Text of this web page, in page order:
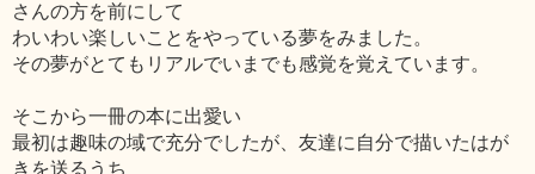
さんの方を前にして
わいわい楽しいことをやっている夢をみました。
その夢がとてもリアルでいまでも感覚を覚えています。
そこから一冊の本に出愛い
最初は趣味の域で充分でしたが、友達に自分で描いたはが
きを送るうち